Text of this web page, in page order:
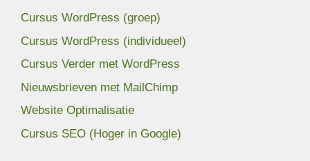
Cursus WordPress (groep)
Cursus WordPress (individueel)
Cursus Verder met WordPress
Nieuwsbrieven met MailChimp
Website Optimalisatie
Cursus SEO (Hoger in Google)